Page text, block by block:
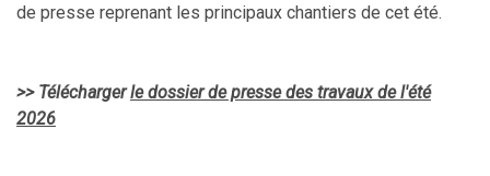
de presse reprenant les principaux chantiers de cet été.
>> Téléchargerle dossier de presse des travaux de l'été
2026